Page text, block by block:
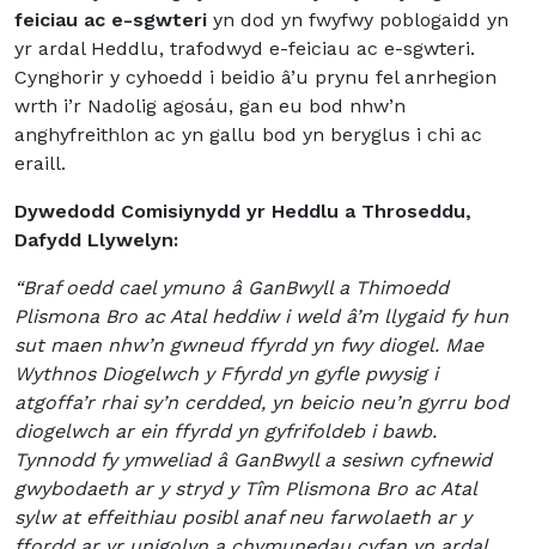
feiciau ac e-sgwteri yn dod yn fwyfwy poblogaidd yn
yr ardal Heddlu, trafodwyd e-feiciau ac e-sgwteri.
Cynghorir y cyhoedd i beidio â’u prynu fel anrhegion
wrth i’r Nadolig agosáu, gan eu bod nhw’n
anghyfreithlon ac yn gallu bod yn beryglus i chi ac
eraill.
Dywedodd Comisiynydd yr Heddlu a Throseddu,
Dafydd Llywelyn:
“Braf oedd cael ymuno â GanBwyll a Thimoedd
Plismona Bro ac Atal heddiw i weld â’m llygaid fy hun
sut maen nhw’n gwneud ffyrdd yn fwy diogel. Mae
Wythnos Diogelwch y Ffyrdd yn gyfle pwysig i
atgoffa’r rhai sy’n cerdded, yn beicio neu’n gyrru bod
diogelwch ar ein ffyrdd yn gyfrifoldeb i bawb.
Tynnodd fy ymweliad â GanBwyll a sesiwn cyfnewid
gwybodaeth ar y stryd y Tîm Plismona Bro ac Atal
sylw at effeithiau posibl anaf neu farwolaeth ar y